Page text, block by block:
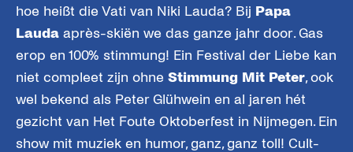
hoe heißt die Vati van Niki Lauda? Bij Papa
Lauda après-skiën we das ganze jahr door. Gas
erop en 100% stimmung! Ein Festival der Liebe kan
niet compleet zijn ohne Stimmung Mit Peter, ook
wel bekend als Peter Glühwein en al jaren hét
gezicht van Het Foute Oktoberfest in Nijmegen. Ein
show mit muziek en humor, ganz, ganz toll! Cult-